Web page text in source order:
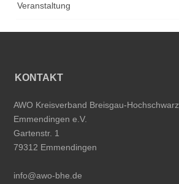
Veranstaltung
KONTAKT
AWO Kreisverband Breisgau-
Emmendingen e.V.
Gartenstr. 1
79312 Emmendingen
info@awo-bhe.de